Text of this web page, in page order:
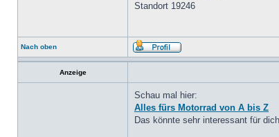
Standort 19246
Nach oben
Anzeige
Schau mal hier:
Alles fürs Motorrad von A bis Z
Das könnte sehr interessant für